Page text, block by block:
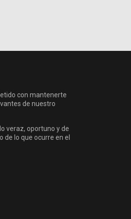
con mantenerte
de nuestro
veraz, oportuno y de
lo que ocurre en el